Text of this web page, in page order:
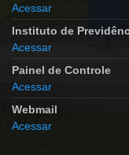
Acessar
Instituto de
Acessar
Painel de Controle
Acessar
Webmail
Acessar